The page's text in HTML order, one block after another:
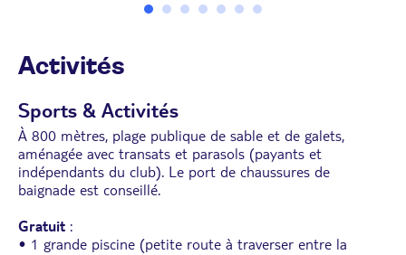
Activités
Sports & Activités
À 800 mètres, plage publique de sable et de galets,
aménagée avec transats et parasols (payants et
indépendants du club). Le port de chaussures de
baignade est conseillé.
Gratuit :
• 1 grande piscine (petite route à traverser entre la